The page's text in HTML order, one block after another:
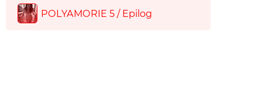
POLYAMORIE 5 / Epilog